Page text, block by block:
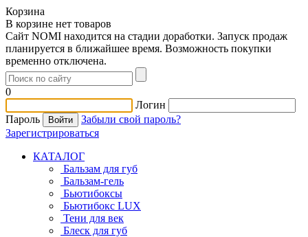
Корзина
В корзине нет товаров
Сайт NOMI находится на стадии доработки. Запуск продаж
планируется в ближайшее время. Возможность покупки
временно отключена.
0
Логин
Пароль
Забыли свой пароль?
Зарегистрироваться
КАТАЛОГ
Бальзам для губ
Бальзам-гель
Бьютибоксы
Бьютибокс LUX
Тени для век
Блеск для губ